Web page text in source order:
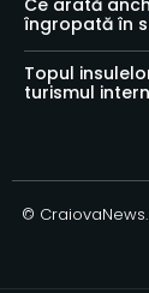
îngropată în
Topul
turismul
©